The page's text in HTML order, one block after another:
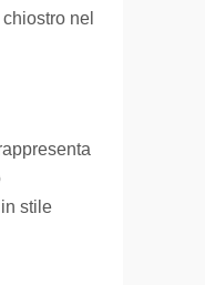
nel
stile